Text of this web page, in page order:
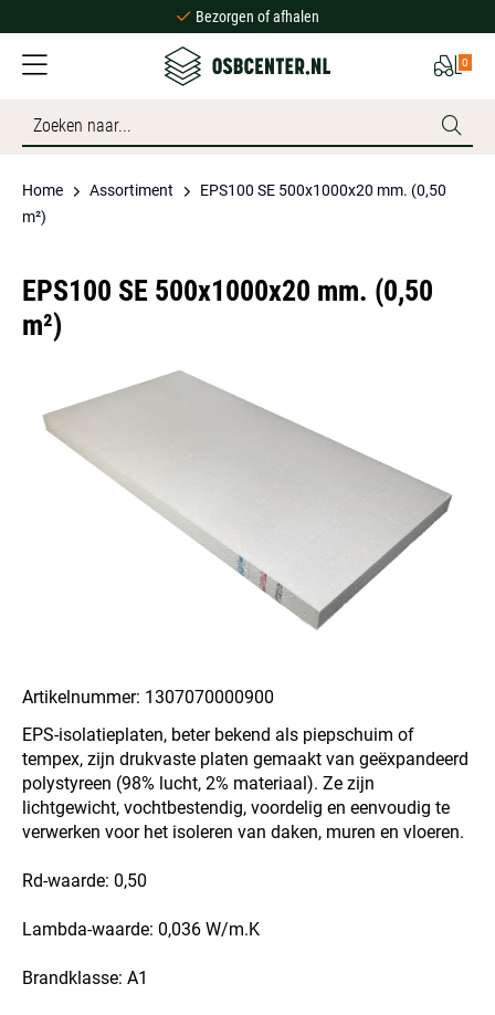
Bezorgen of afhalen
Ruime voorraad
0
Home Assortiment
EPS100 SE 500x1000x20 mm. (0,50
m²)
Artikelnummer: 1307070000900
EPS-isolatieplaten, beter bekend als piepschuim of
tempex, zijn drukvaste platen gemaakt van geëxpandeerd
polystyreen (98% lucht, 2% materiaal). Ze zijn
lichtgewicht, vochtbestendig, voordelig en eenvoudig te
verwerken voor het isoleren van daken, muren en vloeren.
Rd-waarde: 0,50
Lambda-waarde: 0,036 W/m.K
Brandklasse: A1
EPS100 SE 500x1000x20 mm. (0,50
m²)